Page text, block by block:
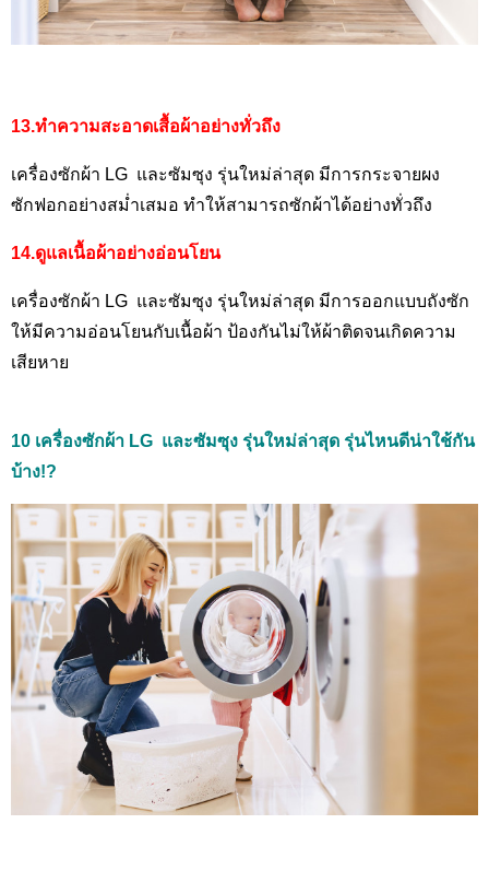
13.ทำความสะอาดเสื้อผ้าอย่างทั่วถึง
เครื่องซักผ้า LG และซัมซุง รุ่นใหม่ล่าสุด มีการกระจายผง
ซักฟอกอย่างสม่ำเสมอ ทำให้สามารถซักผ้าได้อย่างทั่วถึง
14.ดูแลเนื้อผ้าอย่างอ่อนโยน
เครื่องซักผ้า LG และซัมซุง รุ่นใหม่ล่าสุด มีการออกแบบถังซัก
ให้มีความอ่อนโยนกับเนื้อผ้า ป้องกันไม่ให้ผ้าติดจนเกิดความ
เสียหาย
10 เครื่องซักผ้า
LG และซัมซุง รุ่นใหม่ล่าสุด รุ่นไหนดีน่าใช้กัน
บ้าง!?